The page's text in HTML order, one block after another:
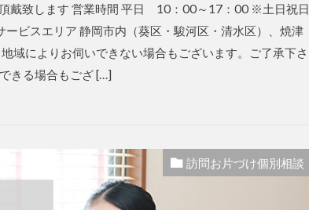
戴致します 営業時間 平日 10：00～17：00 ※土日祝日
ビスエリア 静岡市内（葵区・駿河区・清水区）、焼津
域によりお伺いできない場合もございます。ご了承下さ
きる場合もござ […]
訪問お片づけ個別相談